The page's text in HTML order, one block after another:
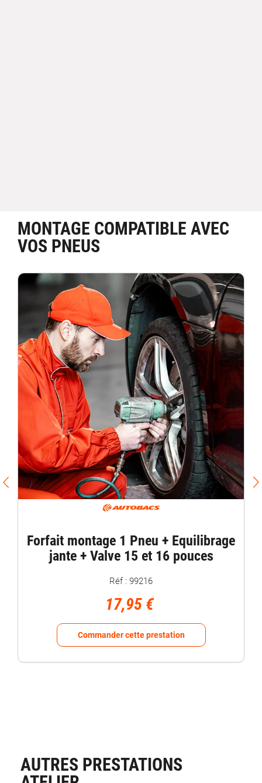
MONTAGE COMPATIBLE AVEC
VOS PNEUS
Forfait montage 1 Pneu + Equilibrage
jante + Valve 15 et 16 pouces
Réf : 99216
17,95 €
Commander cette prestation
AUTRES PRESTATIONS